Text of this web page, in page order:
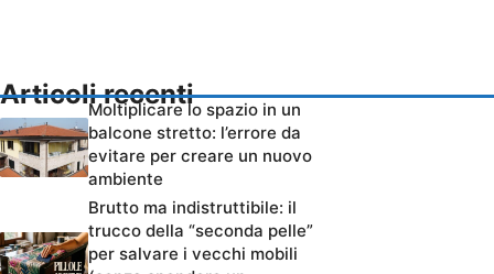
Articoli recenti
Moltiplicare lo spazio in un
balcone stretto: l’errore da
evitare per creare un nuovo
ambiente
Brutto ma indistruttibile: il
trucco della “seconda pelle”
per salvare i vecchi mobili